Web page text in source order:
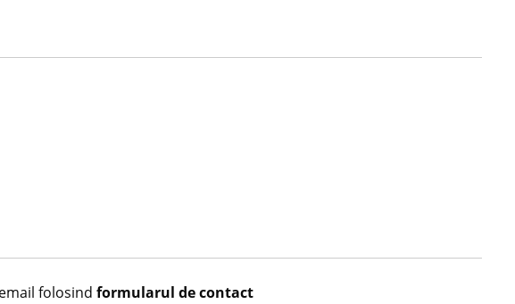
folosind formularul de contact